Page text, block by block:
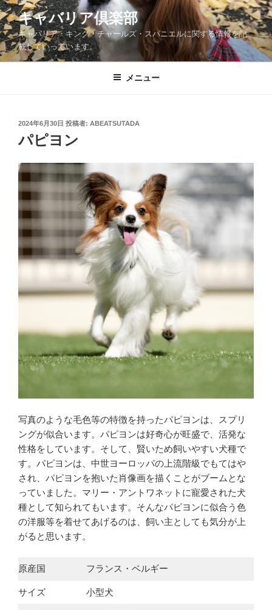
コ
ン
テ
ン
ツ
キャバリア倶楽部
キャバリア・キング・チャールズ・スパニエルに関する情報を記
載していっています。
メニュー
投
日:
2024年6月30日 投稿者: ABEATSUTADA
パピヨン
写真のような毛色等の特徴を持ったパピヨンは、スプリ
ングが似合います。パピヨンは好奇心が旺盛で、活発な
性格をしています。そして、賢いため飼いやすい犬種で
す。パピヨンは、中世ヨーロッパの上流階級でもてはや
され、パピヨンを抱いた肖像画を描くことがブームとな
っていました。マリー・アントワネットに寵愛された犬
種として知られてもいます。そんなパピヨンに似合う色
の洋服等を着せてあげるのは、飼い主としても気分が上
がると思います。
原産国 フランス・ベルギー
サイズ 小型犬